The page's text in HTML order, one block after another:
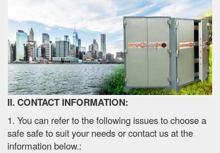
II. CONTACT INFORMATION:
1. You can refer to the following issues to choose a
safe safe to suit your needs or contact us at the
information below.: